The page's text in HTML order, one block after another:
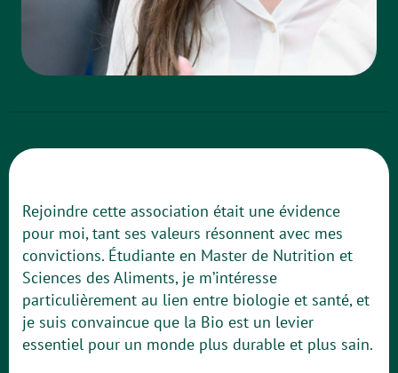
Rejoindre cette association était une évidence
pour moi, tant ses valeurs résonnent avec mes
convictions. Étudiante en Master de Nutrition et
Sciences des Aliments, je m’intéresse
particulièrement au lien entre biologie et santé, et
je suis convaincue que la Bio est un levier
essentiel pour un monde plus durable et plus sain.